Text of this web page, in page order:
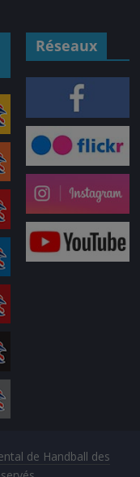
Réseaux
de Handball des